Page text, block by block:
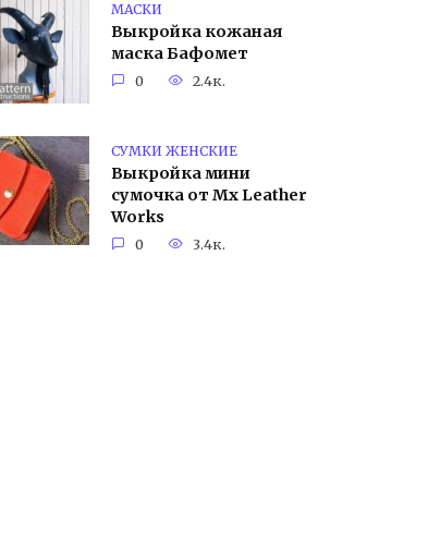
МАСКИ
Выкройка кожаная
маска Бафомет
0 2.4к.
СУМКИ ЖЕНСКИЕ
Выкройка мини
сумочка от Mx Leather
Works
0 3.4к.